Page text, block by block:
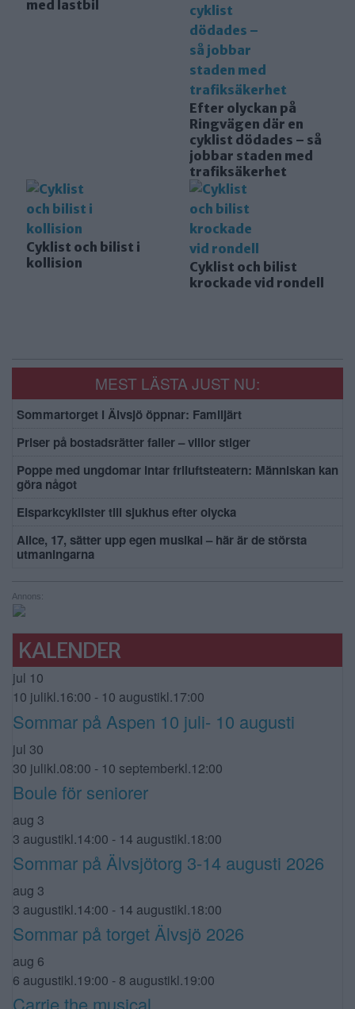
med lastbil
Efter olyckan på
Ringvägen där en
cyklist dödades – så
jobbar staden med
trafiksäkerhet
Cyklist och bilist i
kollision
Cyklist och bilist
krockade vid rondell
MEST LÄSTA JUST NU:
Sommartorget i Älvsjö öppnar: Familjärt
Priser på bostadsrätter faller – villor stiger
Poppe med ungdomar intar friluftsteatern: Människan kan
göra något
Elsparkcyklister till sjukhus efter olycka
Alice, 17, sätter upp egen musikal – här är de största
utmaningarna
Annons:
KALENDER
jul 10
10 julikl.16:00 - 10 augustikl.17:00
Sommar på Aspen 10 juli- 10 augusti
jul 30
30 julikl.08:00 - 10 septemberkl.12:00
Boule för seniorer
aug 3
3 augustikl.14:00 - 14 augustikl.18:00
Sommar på Älvsjötorg 3-14 augusti 2026
aug 3
3 augustikl.14:00 - 14 augustikl.18:00
Sommar på torget Älvsjö 2026
aug 6
6 augustikl.19:00 - 8 augustikl.19:00